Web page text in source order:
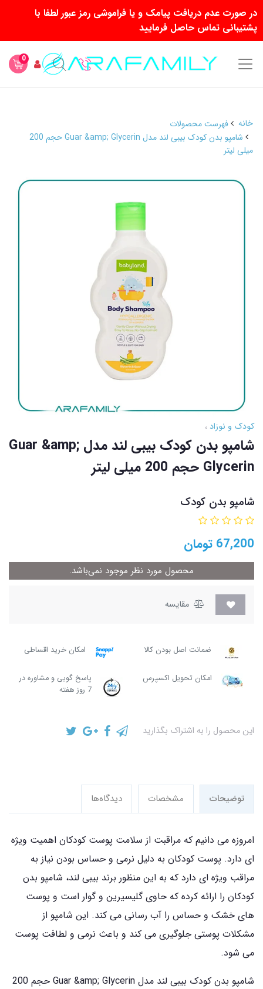
در صورت عدم دریافت پیامک و یا فراموشی رمز عبور لطفا با
پشتیبانی تماس حاصل فرمایید
0
خانه
فهرست محصولات
شامپو بدن کودک بیبی لند مدل Guar &amp; Glycerin حجم 200
میلی لیتر
کودک و نوزاد
شامپو بدن کودک بیبی لند مدل Guar &amp;
Glycerin حجم 200 میلی لیتر
شامپو بدن کودک
67,200 تومان
محصول مورد نظر موجود نمی‌باشد.
مقایسه
ضمانت اصل بودن کالا امکان خرید اقساطی
امکان تحویل اکسپرس
پاسخ گویی و مشاوره در
7 روز هفته
این محصول را به اشتراک بگذارید
توضیحات مشخصات دیدگاه‌ها
امروزه می دانیم که مراقبت از سلامت پوست کودکان اهمیت ویژه
ای دارد. پوست کودکان به دلیل نرمی و حساس بودن نیاز به
مراقب ویژه ای دارد که به این منظور برند بیبی لند، شامپو بدن
کودکان را ارائه کرده که حاوی گلیسیرین و گوار است و پوست
های خشک و حساس را آب رسانی می کند. این شامپو از
مشکلات پوستی جلوگیری می کند و باعث نرمی و لطافت پوست
می شود.
شامپو بدن کودک بیبی لند مدل Guar &amp; Glycerin حجم 200